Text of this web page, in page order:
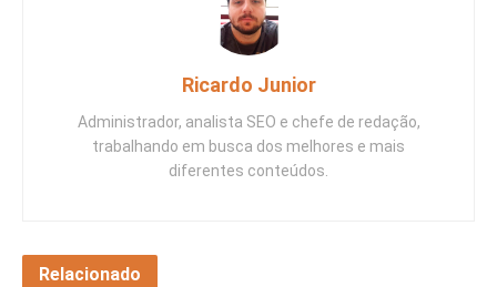
Ricardo Junior
Administrador, analista SEO e chefe de redação,
trabalhando em busca dos melhores e mais
diferentes conteúdos.
Relacionado